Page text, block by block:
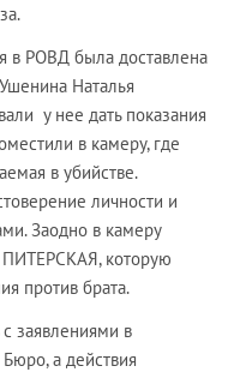
в РОВД была доставлена
Наталья
у нее дать показания
в камеру, где
в убийстве.
личности и
Заодно в камеру
которую
против брата.
заявлениями в
а действия